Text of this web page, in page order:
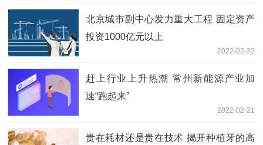
北京城市副中心发力重大工程 固定资产
投资1000亿元以上
2022-02-22
赶上行业上升热潮 常州新能源产业加
速“跑起来”
2022-02-21
贵在耗材还是贵在技术 揭开种植牙的高